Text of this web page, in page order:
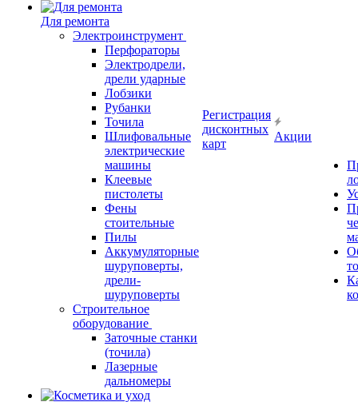
Для ремонта
Электроинструмент
Перфораторы
Электродрели,
дрели ударные
Лобзики
Рубанки
Точила
Шлифовальные
электрические
машины
Клеевые
пистолеты
Фены
стоительные
Пилы
Аккумуляторные
шуруповерты,
дрели-
шуруповерты
Строительное
оборудование
Заточные станки
(точила)
Лазерные
дальномеры
Регистрация
дисконтных
карт
Акции